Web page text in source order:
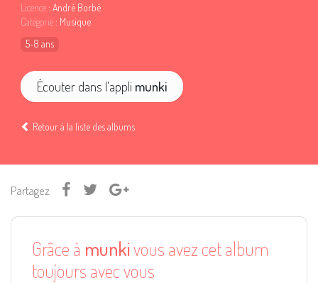
Licence : André Borbé
Catégorie : Musique
5-8 ans
Écouter dans l'appli munki
Retour à la liste des albums
Partagez
Grâce à munkivous avez cet album
toujours avec vous